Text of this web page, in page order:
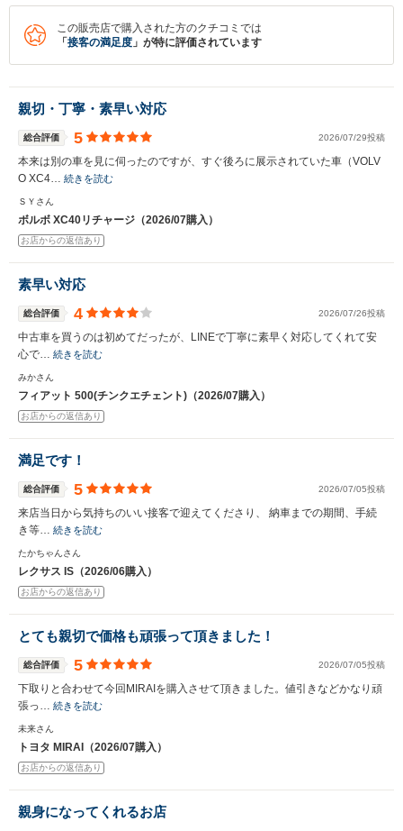
この販売店で購入された方のクチコミでは
「 接客の満足度 」が特に評価されています
親切・丁寧・素早い対応
総合評価 5 2026/07/29投稿
本来は別の車を見に伺ったのですが、すぐ後ろに展示されていた車（VOLV
O XC4… 続きを読む
ＳＹさん
ボルボ XC40リチャージ（2026/07購入）
お店からの返信あり
素早い対応
総合評価 4 2026/07/26投稿
中古車を買うのは初めてだったが、LINEで丁寧に素早く対応してくれて安
心で… 続きを読む
みかさん
フィアット 500(チンクエチェント)（2026/07購入）
お店からの返信あり
満足です！
総合評価 5 2026/07/05投稿
来店当日から気持ちのいい接客で迎えてくださり、 納車までの期間、手続
き等… 続きを読む
たかちゃんさん
レクサス IS（2026/06購入）
お店からの返信あり
とても親切で価格も頑張って頂きました！
総合評価 5 2026/07/05投稿
下取りと合わせて今回MIRAIを購入させて頂きました。値引きなどかなり頑
張っ… 続きを読む
未来さん
トヨタ MIRAI（2026/07購入）
お店からの返信あり
親身になってくれるお店